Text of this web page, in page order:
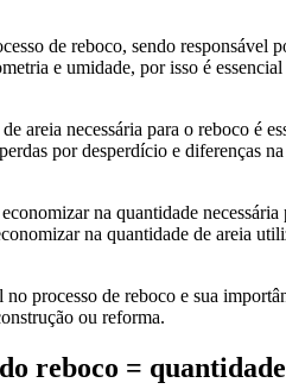
de reboco, sendo
e umidade, por isso é
areia necessária para o reboco é
por desperdício e diferenças
na quantidade
na quantidade de areia
processo de reboco e sua
ou reforma.
reboco =